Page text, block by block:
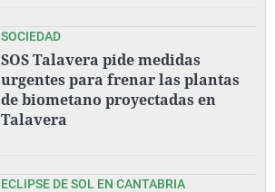
SOCIEDAD
SOS Talavera pide medidas
urgentes para frenar las plantas
de biometano proyectadas en
Talavera
ECLIPSE DE SOL EN CANTABRIA